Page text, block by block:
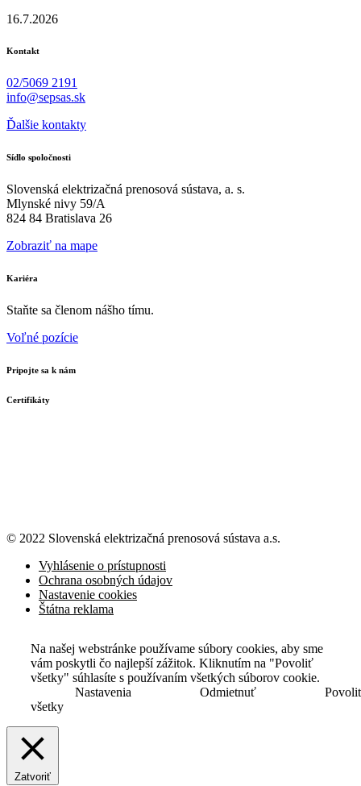
16.7.2026
Kontakt
02/5069 2191
info@sepsas.sk
Ďalšie kontakty
Sídlo spoločnosti
Slovenská elektrizačná prenosová sústava, a. s.
Mlynské nivy 59/A
824 84 Bratislava 26
Zobraziť na mape
Kariéra
Staňte sa členom nášho tímu.
Voľné pozície
Pripojte sa k nám
Certifikáty
© 2022 Slovenská elektrizačná prenosová sústava a.s.
Vyhlásenie o prístupnosti
Ochrana osobných údajov
Nastavenie cookies
Štátna reklama
Na našej webstránke používame súbory cookies, aby sme
vám poskytli čo najlepší zážitok. Kliknutím na "Povoliť
všetky" súhlasíte s používaním všetkých súborov cookie.
Nastavenia
Odmietnuť
všetky
Zatvoriť